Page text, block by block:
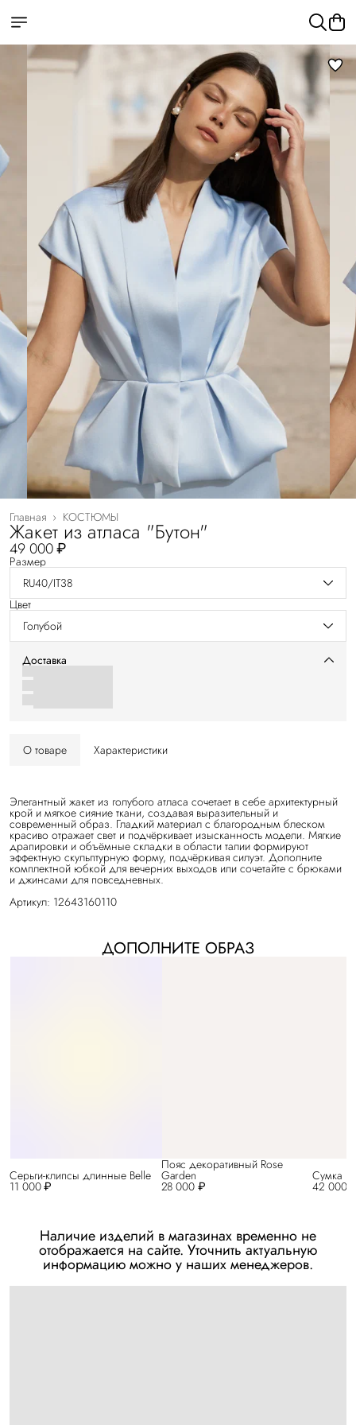
КОСТЮМЫ
Главная ›
Жакет из атласа "Бутон"
49 000 ₽
Размер
RU40/IT38
Цвет
Голубой
Доставка
О товаре Характеристики
Элегантный жакет из голубого атласа сочетает в себе архитектурный
крой и мягкое сияние ткани, создавая выразительный и
современный образ. Гладкий материал с благородным блеском
красиво отражает свет и подчёркивает изысканность модели. Мягкие
драпировки и объёмные складки в области талии формируют
эффектную скульптурную форму, подчёркивая силуэт. Дополните
комплектной юбкой для вечерних выходов или сочетайте с брюками
и джинсами для повседневных.
Артикул: 12643160110
ДОПОЛНИТЕ ОБРАЗ
11 000 ₽
Серьги-клипсы длинные Belle
28 000 ₽
Пояс декоративный Rose
Garden
42 000
Сумка
Наличие изделий в магазинах временно не
отображается на сайте. Уточнить актуальную
информацию можно у наших менеджеров.